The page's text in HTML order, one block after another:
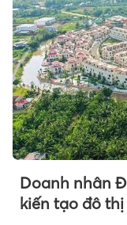
Doanh nhân
kiến tạo đô